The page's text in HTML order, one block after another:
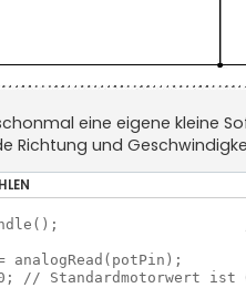
eine eigene kleine
Richtung und
analogRead(potPin);
// Standardmotorwert ist